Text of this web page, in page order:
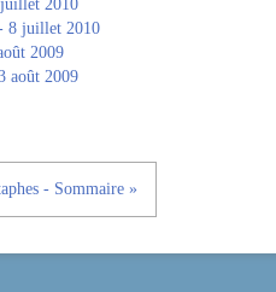
2010
8 juillet 2010
2009
août 2009
- Sommaire »